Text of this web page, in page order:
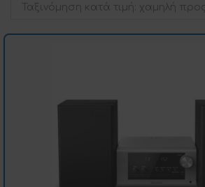
Ταξινόμηση κατά τιμή: χαμηλή